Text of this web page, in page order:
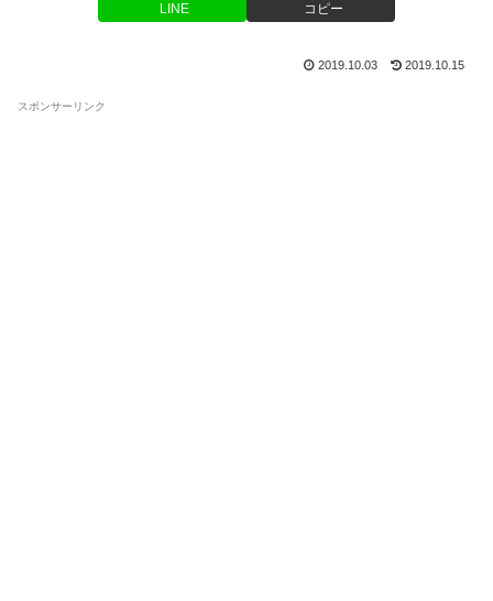
LINE コピー
2019.10.03 2019.10.15
スポンサーリンク